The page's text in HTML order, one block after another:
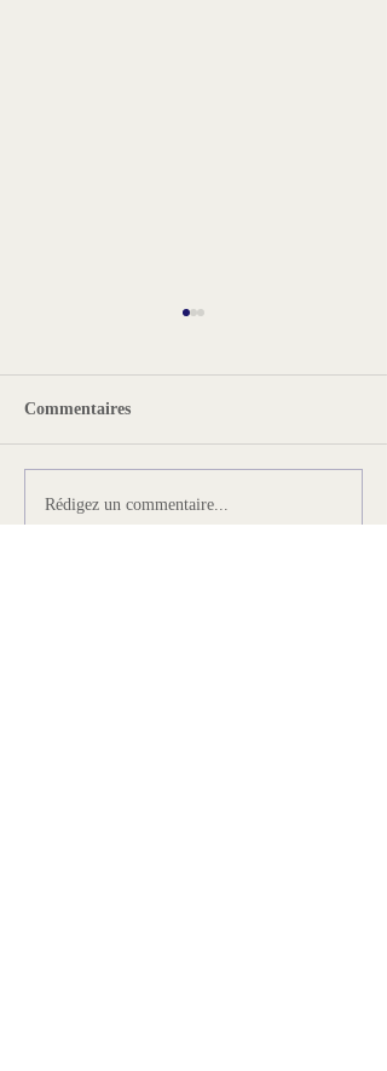
Prix Laurent Kupferman
Commentaires
Rédigez un commentaire...